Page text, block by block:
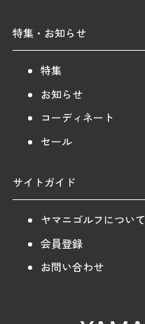
特集・お知らせ
特集
お知らせ
コーディネート
セール
サイトガイド
ヤマニゴルフについて
会員登録
お問い合わせ